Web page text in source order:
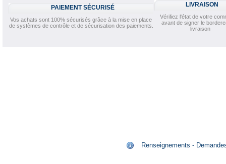
PAIEMENT SÉCURISÉ
Vos achats sont 100% sécurisés grâce à la mise en place
de systèmes de contrôle et de sécurisation des paiements.
LIVRAISON
Vérifiez l'état de votre
avant de signer le
livraison
Renseignements -